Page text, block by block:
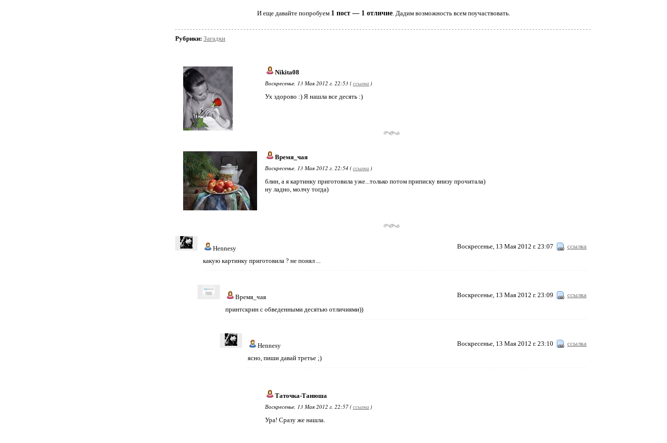
И еще давайте попробуем 1 пост — 1 отличие. Дадим возможность всем поучаствовать.
Рубрики: Загадки
Nikita08
Воскресенье, 13 Мая 2012 г. 22:53 (ссылка )
Ух здорово :) Я нашла все десять :)
Время_чая
Воскресенье, 13 Мая 2012 г. 22:54 (ссылка )
блин, а я картинку приготовила уже...только потом приписку внизу прочитала)
ну ладно, молчу тогда)
Воскресенье, 13 Мая 2012 г. 23:07 ссылка
Hennesy
какую картинку приготовила ? не понял ...
Воскресенье, 13 Мая 2012 г. 23:09 ссылка
Время_чая
принтскрин с обведенными десятью отличиями))
Воскресенье, 13 Мая 2012 г. 23:10 ссылка
Hennesy
ясно, пиши давай третье ;)
Таточка-Танюша
Воскресенье, 13 Мая 2012 г. 22:57 (ссылка )
Ура! Сразу же нашла.